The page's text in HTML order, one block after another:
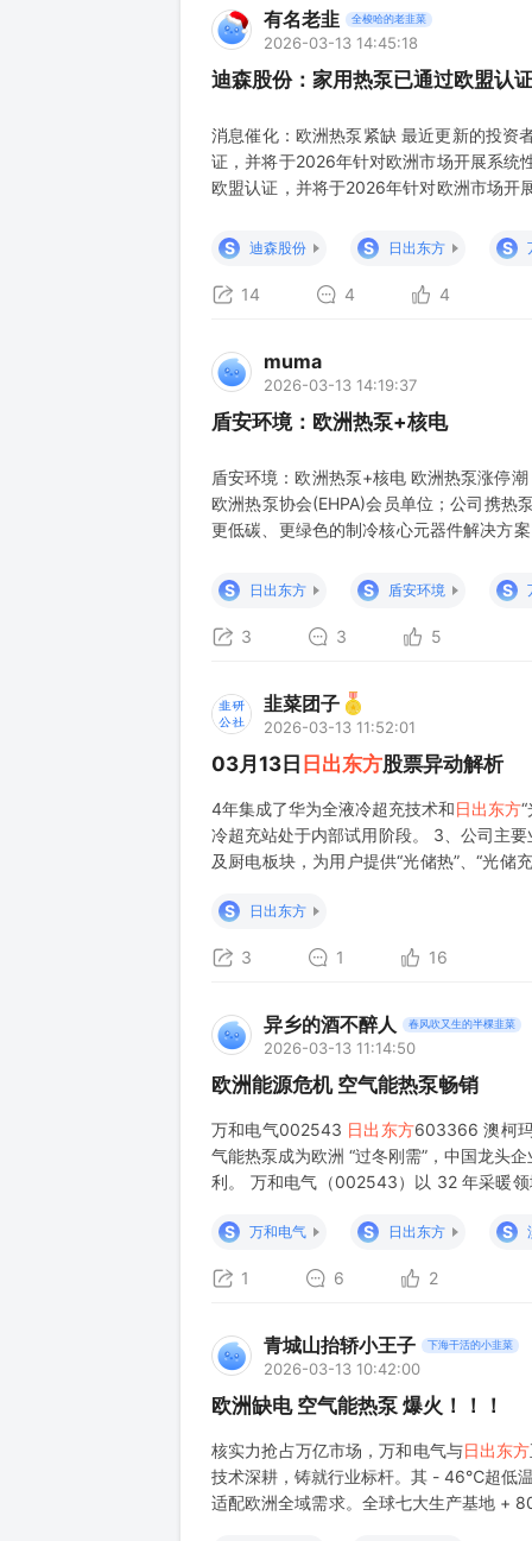
有名老韭 全梭哈的老韭菜
2026-03-13 14:45:18
迪森股份：家用热泵已通过欧盟认
消息催化：欧洲热泵紧缺 最近更新的投资
证，并将于2026年针对欧洲市场开展系统
欧盟认证，并将于2026年针对欧洲市场开
分产品已通过欧盟认证，并将于2026年
公司部分产品
S 迪森股份 S 日出东方 S
14 4 4
muma
2026-03-13 14:19:37
盾安环境：欧洲热泵+核电
盾安环境：欧洲热泵+核电 欧洲热泵涨停
欧洲热泵协会(EHPA)会员单位；公司携热
更低碳、更绿色的制冷核心元器件解决方
评价方面取得重大突破,荣获中国机械工业
S 日出东方 S 盾安环境 S
3 3 5
韭菜团子
2026-03-13 11:52:01
03月13日 日出东方股票异动解析
4年集成了华为全液冷超充技术和日出东方
冷超充站处于内部试用阶段。 3、公司主
及厨电板块，为用户提供“光储热”、“光
S
日出东方
3 1 16
异乡的酒不醉人 春风吹又生的半棵韭菜
2026-03-13 11:14:50
欧洲能源危机 空气能热泵畅销
万和电气002543 日出东方603366 澳柯
气能热泵成为欧洲 “过冬刚需”，中国龙头
利。 万和电气（002543）以 32 年采暖
S
万和电气 S 日出东方 S
1 6 2
青城山抬轿小王子 下海干活的小韭菜
2026-03-13 10:42:00
欧洲缺电 空气能热泵 爆火！！！
核实力抢占万亿市场，万和电气与日出东方
技术深耕，铸就行业标杆。其 - 46℃超低
适配欧洲全域需求。全球七大生产基地 +